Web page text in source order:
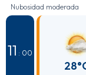
Nubosidad moderada
11 : 00